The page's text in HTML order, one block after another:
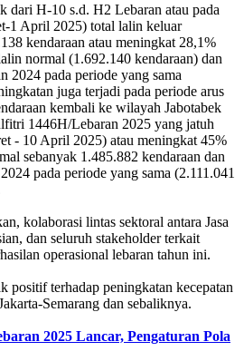
dari H-10 s.d. H2 Lebaran atau pada
1 April 2025) total lalin keluar
kendaraan atau meningkat 28,1%
normal (1.692.140 kendaraan) dan
2024 pada periode yang sama
juga terjadi pada periode arus
kembali ke wilayah Jabotabek
1446H/Lebaran 2025 yang jatuh
- 10 April 2025) atau meningkat 45%
sebanyak 1.485.882 kendaraan dan
pada periode yang sama (2.111.041
kolaborasi lintas sektoral antara Jasa
dan seluruh stakeholder terkait
operasional lebaran tahun ini.
positif terhadap peningkatan kecepatan
Semarang dan sebaliknya.
2025 Lancar, Pengaturan Pola